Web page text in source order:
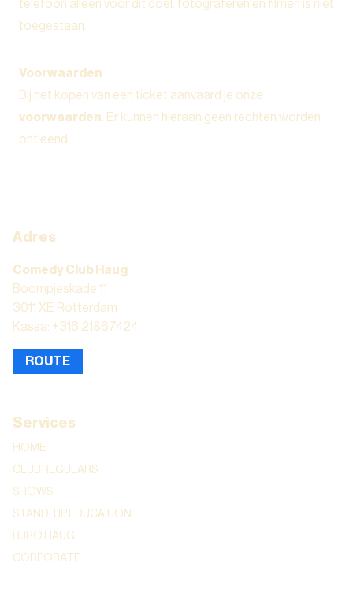
telefoon alleen voor dit doel, fotograferen en filmen is niet
toegestaan.
Voorwaarden
Bij het kopen van een ticket aanvaard je onze
voorwaarden . Er kunnen hieraan geen rechten worden
ontleend.
Adres
Comedy Club Haug
Boompjeskade 11
3011 XE Rotterdam
Kassa: +316 21867424
ROUTE
Services
HOME
CLUB REGULARS
SHOWS
STAND-UP EDUCATION
BURO HAUG
CORPORATE